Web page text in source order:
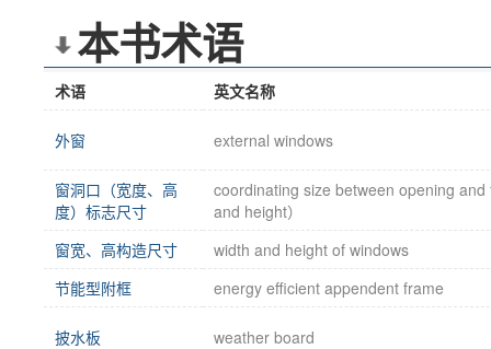
本书术语
术语 英文名称
外窗 external windows
窗洞口（宽度、高
度）标志尺寸
coordinating size between opening
and height）
窗宽、高构造尺寸
width and height of windows
节能型附框
energy efficient appendent frame
披水板 weather board